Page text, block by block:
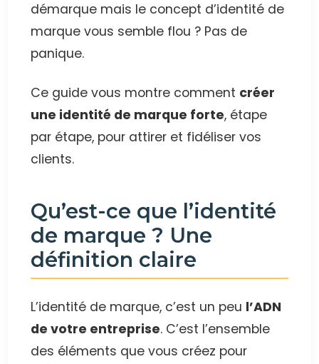
démarque mais le concept d’identité de
marque vous semble flou ? Pas de
panique.
Ce guide vous montre comment créer
une identité de marque forte, étape
par étape, pour attirer et fidéliser vos
clients.
Qu’est-ce que l’identité
de marque ? Une
définition claire
L’identité de marque, c’est un peu l’ADN
de votre entreprise. C’est l’ensemble
des éléments que vous créez pour